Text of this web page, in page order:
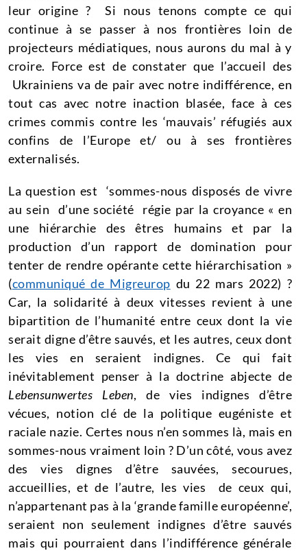
leur origine ? Si nous tenons compte ce qui
continue à se passer à nos frontières loin de
projecteurs médiatiques, nous aurons du mal à y
croire. Force est de constater que l’accueil des
Ukrainiens va de pair avec notre indifférence, en
tout cas avec notre inaction blasée, face à ces
crimes commis contre les ‘mauvais’ réfugiés aux
confins de l’Europe et/ ou à ses frontières
externalisés.
La question est ‘sommes-nous disposés de vivre
au sein d’une société régie par la croyance « en
une hiérarchie des êtres humains et par la
production d’un rapport de domination pour
tenter de rendre opérante cette hiérarchisation »
(communiqué de Migreurop du 22 mars 2022) ?
Car, la solidarité à deux vitesses revient à une
bipartition de l’humanité entre ceux dont la vie
serait digne d’être sauvés, et les autres, ceux dont
les vies en seraient indignes. Ce qui fait
inévitablement penser à la doctrine abjecte de
Lebensunwertes Leben, de vies indignes d’être
vécues, notion clé de la politique eugéniste et
raciale nazie. Certes nous n’en sommes là, mais en
sommes-nous vraiment loin ? D’un côté, vous avez
des vies dignes d’être sauvées, secourues,
accueillies, et de l’autre, les vies de ceux qui,
n’appartenant pas à la ‘grande famille européenne’,
seraient non seulement indignes d’être sauvés
mais qui pourraient dans l’indifférence générale